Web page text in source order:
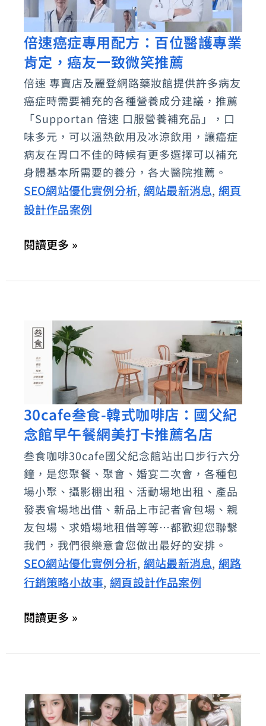
倍速癌症專用配方：百位醫護專業
肯定，癌友一致微笑推薦
倍速 專賣店及麗登網路藥妝館提供許多病友
癌症時需要補充的各種營養成分建議，推薦
「Supportan 倍速 口服營養補充品」，口
味多元，可以溫熱飲用及冰涼飲用，讓癌症
病友在胃口不佳的時候有更多選擇可以補充
身體基本所需要的養分，各大醫院推薦。
SEO網站優化實例分析, 網站最新消息, 網頁
設計作品案例
倍
速
癌
症
專
用
配
方：
百
位
護
定，
癌
一
微
笑
推
薦
閱讀更多 »
30cafe叁食-韓式咖啡店：國父紀
念館早午餐網美打卡推薦名店
叁食咖啡30cafe國父紀念館站出口步行六分
鐘，是您聚餐、聚會、婚宴二次會，各種包
場小聚、攝影棚出租、活動場地出租、產品
發表會場地出借、新品上市記者會包場、親
友包場、求婚場地租借等等…都歡迎您聯繫
我們，我們很樂意會您做出最好的安排。
SEO網站優化實例分析, 網站最新消息, 網路
行銷策略小故事, 網頁設計作品案例
30cafe
叁
食-
韓
式
咖
啡
店：
國
父
念
餐
網
閱讀更多 »